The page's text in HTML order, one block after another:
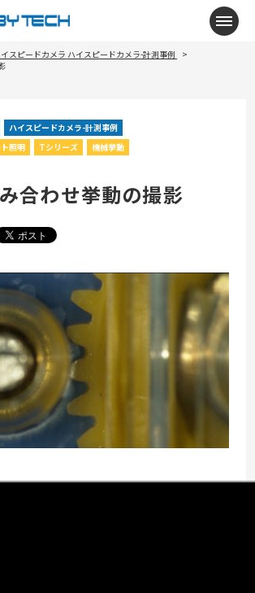
メニ
スピードカメラ ハイスピードカメラ-計測事例
ハイスピードカメラ-計測事例
照明 Tシリーズ 機械挙動
合わせ挙動の撮影